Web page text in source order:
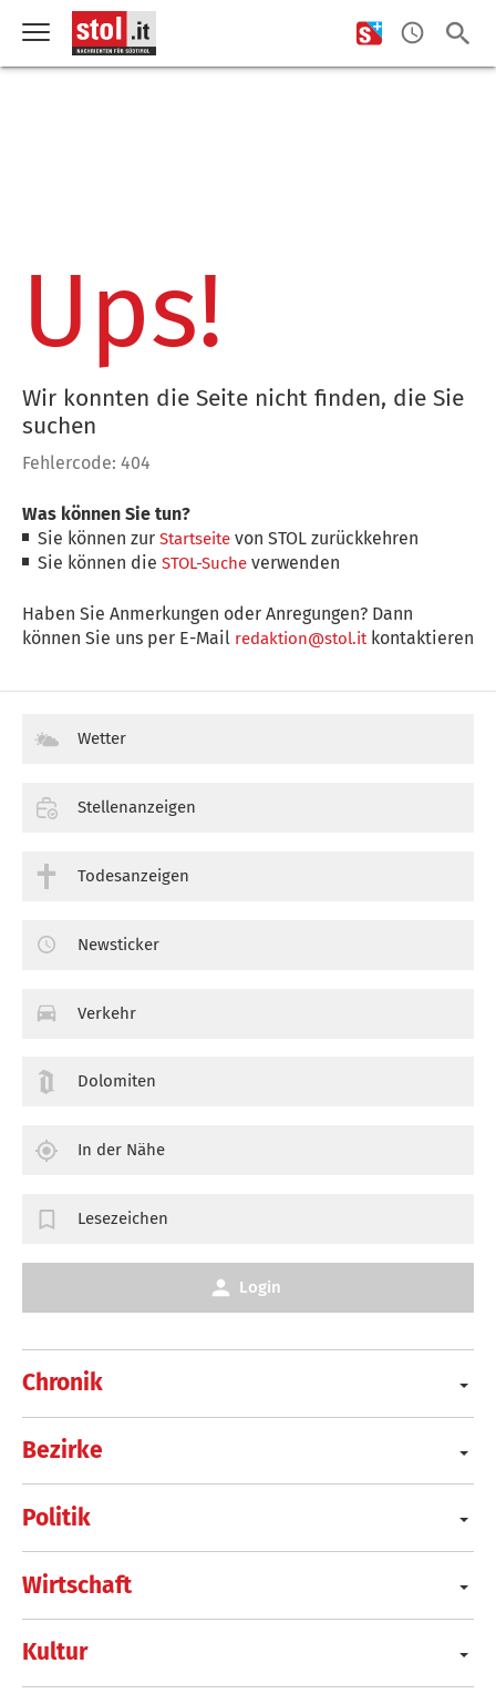
Ups!
Wir konnten die Seite nicht finden, die Sie
suchen
Fehlercode: 404
Was können Sie tun?
Sie können zurStartseite von STOL zurückkehren
Sie können dieSTOL-Suche verwenden
Haben Sie Anmerkungen oder Anregungen? Dann
können Sie uns per E-Mail redaktion@stol.itkontaktieren
Chronik
Bezirke
Politik
Wirtschaft
Kultur
Wetter
Stellenanzeigen
Todesanzeigen
Newsticker
Verkehr
Dolomiten
In der Nähe
Lesezeichen
Login